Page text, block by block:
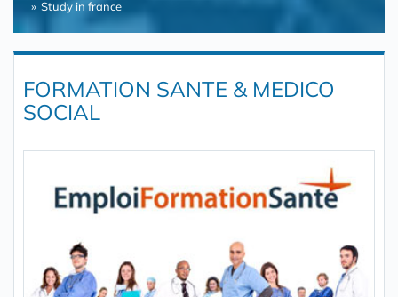
Study in france
FORMATION SANTE & MEDICO
SOCIAL